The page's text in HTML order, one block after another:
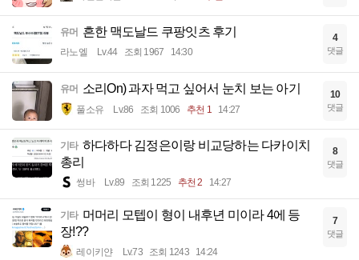
유머 흔한 맥도날드 쿠팡잇츠 후기
라노엘 Lv.44 조회 1967 14:30
4
댓글
유머 소리On) 과자 먹고 싶어서 눈치 보는 아기
풀소유 Lv.86 조회 1006 추천 1 14:27
10
댓글
기타 하다하다 김정은이랑 비교당하는 다카이치
총리
썽바 Lv.89 조회 1225 추천 2 14:27
8
댓글
기타 머머리 모텝이 형이 내후년 미이라 4에 등
장!??
레이키얀 Lv.73 조회 1243 14:24
7
댓글